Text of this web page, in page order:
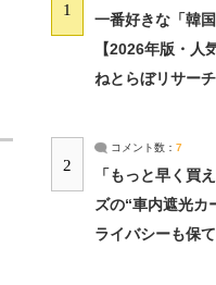
1
一番好きな「韓
【2026年版・人
ねとらぼリサーチ
2
コメント数： 7
「もっと早く買
ズの“車内遮光
ライバシーも保